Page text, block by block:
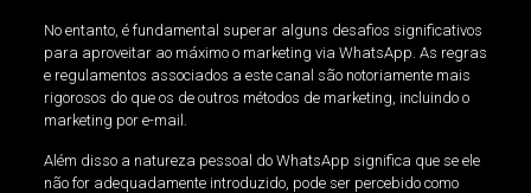
No entanto, é fundamental superar alguns desafios significativos
para aproveitar ao máximo o marketing via WhatsApp. As regras
e regulamentos associados a este canal são notoriamente mais
rigorosos do que os de outros métodos de marketing, incluindo o
marketing por e-mail.
Além disso a natureza pessoal do WhatsApp significa que se ele
não for adequadamente introduzido, pode ser percebido como